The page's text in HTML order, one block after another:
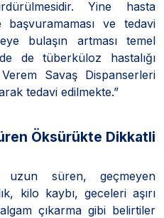
Yine hasta
başvuramaması ve tedavi
bulaşın artması temel
de tüberküloz hastalığı
Savaş Dispanserleri
tedavi edilmekte.”
Öksürükte Dikkatli
uzun süren, geçmeyen
kilo kaybı, geceleri aşırı
çıkarma gibi belirtiler